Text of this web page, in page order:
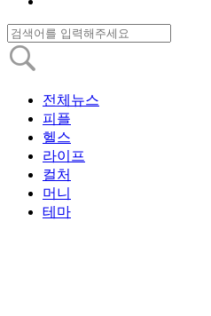
전체뉴스
피플
헬스
라이프
컬처
머니
테마